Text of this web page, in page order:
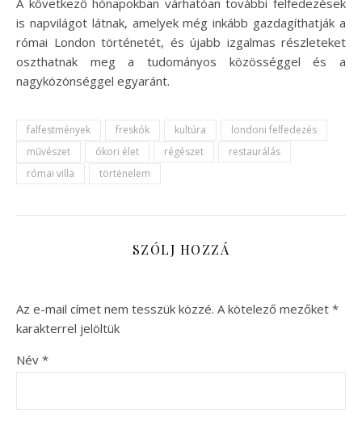
is napvilágot látnak, amelyek még inkább gazdagíthatják a
római London történetét, és újabb izgalmas részleteket
oszthatnak meg a tudományos közösséggel és a
nagyközönséggel egyaránt.
falfestmények freskók kultúra
londoni felfedezés
művészet
ókori élet régészet
restaurálás
római villa
történelem
SZÓLJ HOZZÁ
Az e-mail címet nem tesszük közzé. A kötelező mezőket *
karakterrel jelöltük
Név *